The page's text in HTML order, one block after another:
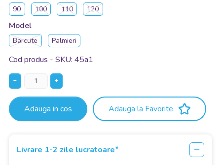
90 100 110 120
Model
Barcute Palmieri
Cod produs - SKU 45a1
− +
Adauga in cos Adauga la Favorite
Livrare 1-2 zile lucratoare*